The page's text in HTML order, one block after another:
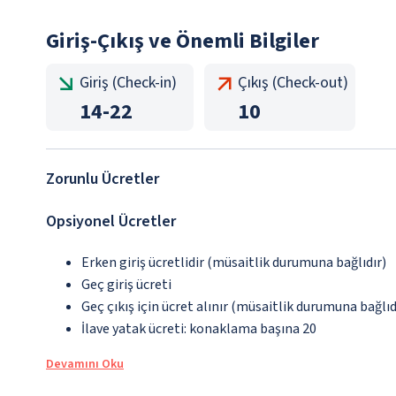
Giriş-Çıkış ve Önemli Bilgiler
Giriş (Check-in)
14-22
Çıkış (Check-out)
10
Zorunlu Ücretler
Opsiyonel Ücretler
Erken giriş ücretlidir (müsaitlik durumuna bağlıdır)
Geç giriş ücreti
Geç çıkış için ücret alınır (müsaitlik durumuna
İlave yatak ücreti: konaklama başına 20
Devamını Oku